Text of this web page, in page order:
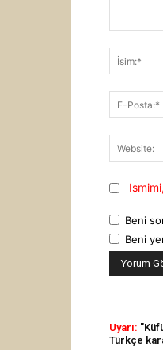
Beni
Beni
Uyarı:
Türkçe